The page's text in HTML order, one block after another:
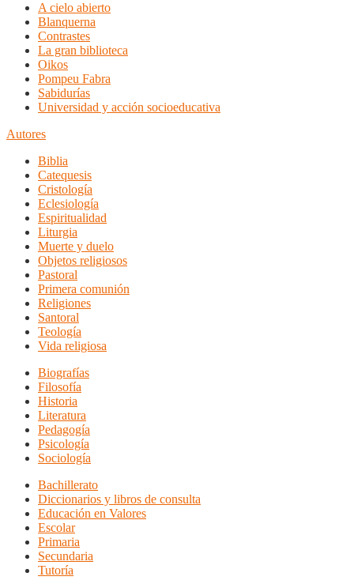
A cielo abierto
Blanquerna
Contrastes
La gran biblioteca
Oikos
Pompeu Fabra
Sabidurías
Universidad y acción socioeducativa
Autores
Biblia
Catequesis
Cristología
Eclesiología
Espiritualidad
Liturgia
Muerte y duelo
Objetos religiosos
Pastoral
Primera comunión
Religiones
Santoral
Teología
Vida religiosa
Biografías
Filosofía
Historia
Literatura
Pedagogía
Psicología
Sociología
Bachillerato
Diccionarios y libros de consulta
Educación en Valores
Escolar
Primaria
Secundaria
Tutoría